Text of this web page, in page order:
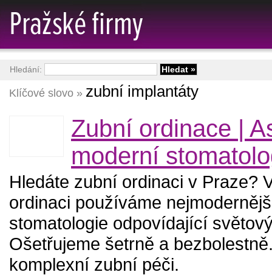
Klíčové slovo » zubní implantáty
Zubní ordinace |
moderní
Hledáte zubní ordinaci v Praze?
ordinaci používáme
stomatologie odpovídající
Ošetřujeme šetrně a
komplexní zubní péči.
Hledání: